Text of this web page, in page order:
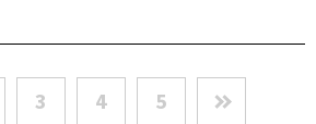
3 4 5